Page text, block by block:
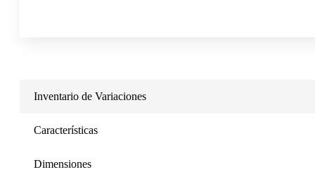
Inventario de Variaciones
Características
Dimensiones